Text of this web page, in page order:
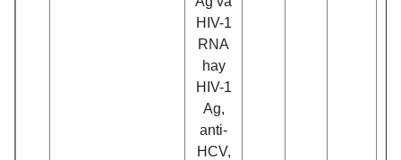
HIV-1
RNA
hay
HIV-1
Ag,
anti-
HCV,